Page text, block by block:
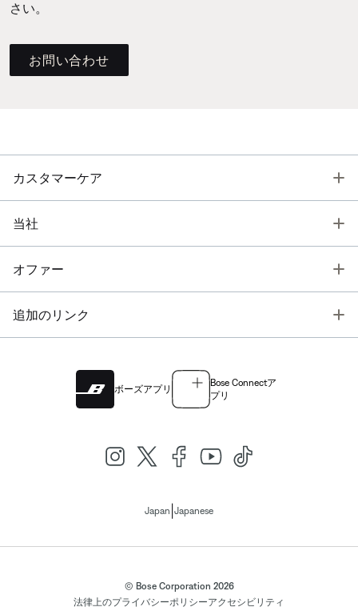
さい。
お問い合わせ
カスタマーケア
当社
オファー
追加のリンク
ボーズアプリ
Bose Connectア
プリ
Japan Japanese
© Bose Corporation 2026
法律上のプライバシーポリシーアクセシビリティ